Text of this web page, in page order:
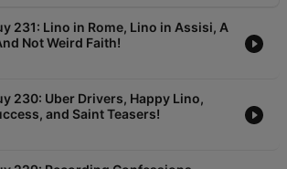
231: Lino in Rome, Lino in Assisi, A
Not Weird Faith!
230: Uber Drivers, Happy Lino,
and Saint Teasers!